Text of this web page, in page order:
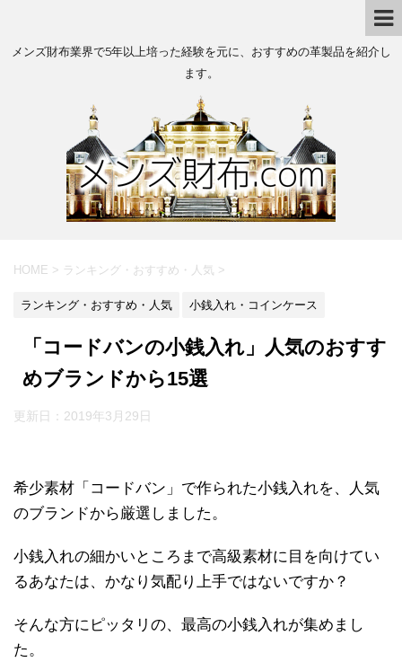
メンズ財布業界で5年以上培った経験を元に、おすすめの革製品を紹介し
ます。
HOME > ランキング・おすすめ・人気 >
ランキング・おすすめ・人気 小銭入れ・コインケース
「コードバンの小銭入れ」人気のおすす
めブランドから15選
更新日： 2019年3月29日
希少素材「コードバン」で作られた小銭入れを、人気
のブランドから厳選しました。
小銭入れの細かいところまで高級素材に目を向けてい
るあなたは、かなり気配り上手ではないですか？
そんな方にピッタリの、最高の小銭入れが集めまし
た。